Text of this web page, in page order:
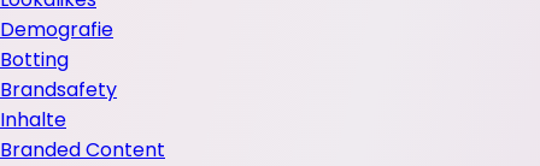
Demografie
Botting
Brandsafety
Inhalte
Branded Content